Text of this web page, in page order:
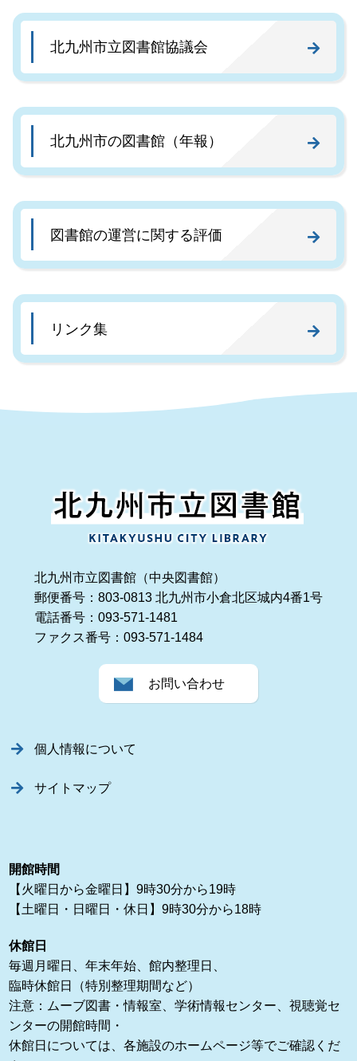
北九州市立図書館協議会
北九州市の図書館（年報）
図書館の運営に関する評価
リンク集
北九州市立図書館（中央図書館）
郵便番号：803-0813 北九州市小倉北区城内4番1号
電話番号：093-571-1481
ファクス番号：093-571-1484
お問い合わせ
個人情報について
サイトマップ
開館時間
【火曜日から金曜日】9時30分から19時
【土曜日・日曜日・休日】9時30分から18時
休館日
毎週月曜日、年末年始、館内整理日、
臨時休館日（特別整理期間など）
注意：ムーブ図書・情報室、学術情報センター、視聴覚セ
ンターの開館時間・
休館日については、各施設のホームページ等でご確認くだ